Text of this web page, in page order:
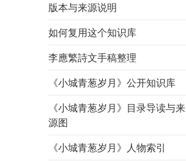
版本与来源说明
如何复用这个知识库
李應繁詩文手稿整理
《小城青葱岁月》公开知识库
《小城青葱岁月》目录导读与来
源图
《小城青葱岁月》人物索引